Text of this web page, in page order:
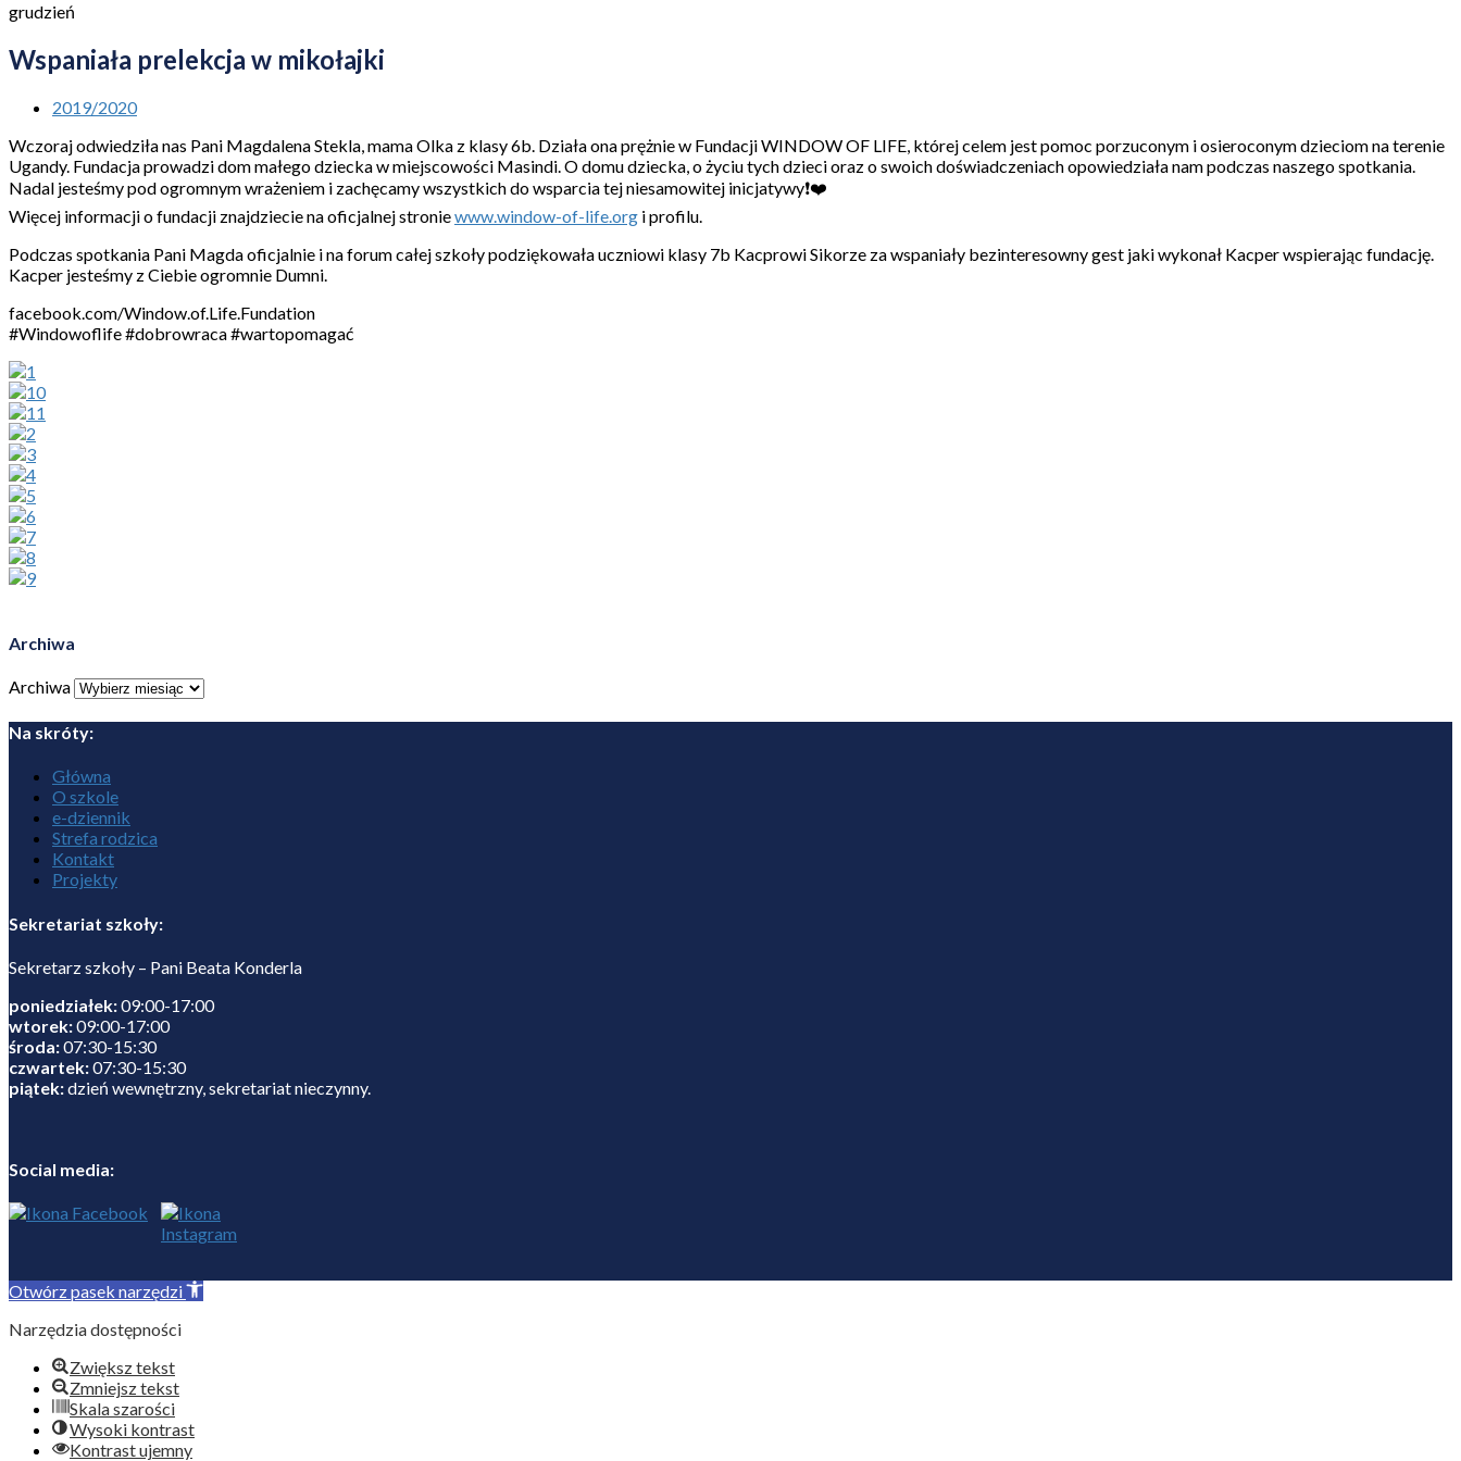
grudzień
Wspaniała prelekcja w mikołajki
2019/2020
Wczoraj odwiedziła nas Pani Magdalena Stekla, mama Olka z klasy 6b. Działa ona prężnie w Fundacji WINDOW OF LIFE, której celem jest pomoc porzuconym i osieroconym dzieciom na terenie
Ugandy. Fundacja prowadzi dom małego dziecka w miejscowości Masindi. O domu dziecka, o życiu tych dzieci oraz o swoich doświadczeniach opowiedziała nam podczas naszego spotkania.
Nadal jesteśmy pod ogromnym wrażeniem i zachęcamy wszystkich do wsparcia tej niesamowitej inicjatywy❗❤️
Więcej informacji o fundacji znajdziecie na oficjalnej stroniewww.window-of-life.org i profilu.
Podczas spotkania Pani Magda oficjalnie i na forum całej szkoły podziękowała uczniowi klasy 7b Kacprowi Sikorze za wspaniały bezinteresowny gest jaki wykonał Kacper wspierając fundację.
Kacper jesteśmy z Ciebie ogromnie Dumni.
facebook.com/Window.of.Life.Fundation
#Windowoflife #dobrowraca #wartopomagać
Archiwa
Archiwa
Na skróty:
Główna
O szkole
e-dziennik
Strefa rodzica
Kontakt
Projekty
Sekretariat szkoły:
Sekretarz szkoły – Pani Beata Konderla
poniedziałek:09:00-17:00
wtorek:09:00-17:00
środa:07:30-15:30
czwartek:07:30-15:30
piątek:dzień wewnętrzny, sekretariat nieczynny.
Social media:
Otwórz pasek narzędzi
Narzędzia dostępności
Zwiększ tekst
Zmniejsz tekst
Skala szarości
Wysoki kontrast
Kontrast ujemny